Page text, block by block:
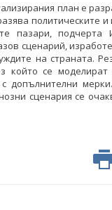
план е
политическите
пазари, подчерта
сценарий,
на страната.
който се
допълнителни
сценария се